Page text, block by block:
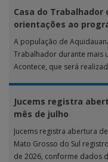
Casa do Trabalhador
orientações ao
A população de
Trabalhador durante mais
Acontece, que será
Jucems registra
mês de julho
Jucems registra abertura
Mato Grosso do Sul
de 2026, conforme dados